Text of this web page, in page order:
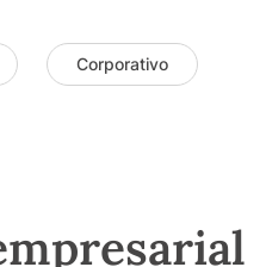
Corporativo